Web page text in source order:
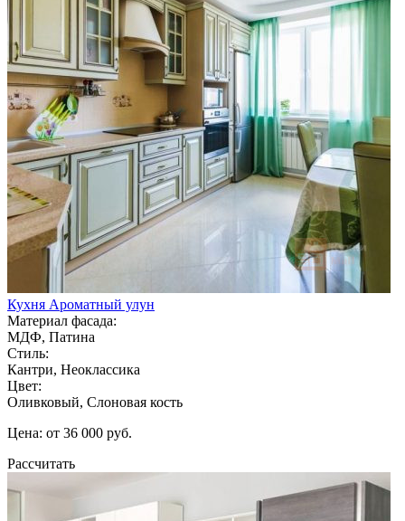
Кухня Ароматный улун
Материал фасада:
МДФ, Патина
Стиль:
Кантри, Неоклассика
Цвет:
Оливковый, Слоновая кость
Цена: от 36 000 руб.
Рассчитать